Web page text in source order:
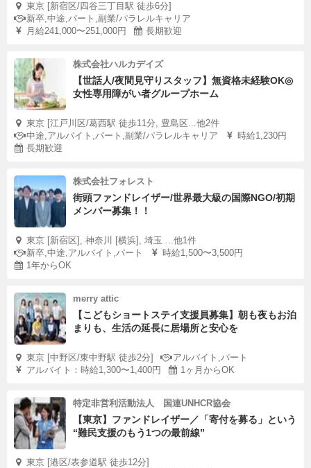
東京 [新宿区/四谷三丁目駅 徒歩6分]
新卒,中途,パート,副業/パラレルキャリア
月給241,000〜251,000円
長期歓迎
株式会社ハルカデイズ
【世話人/夜間見守りスタッフ】無資格未経験OK◎
女性専用障がい者グループホーム
東京 [江戸川区/葛西駅 徒歩11分, 豊島区...他2件
中途,アルバイト,パート,副業/パラレルキャリア
時給1,230円
長期歓迎
株式会社フォレスト
街頭ファンドレイザー/世界最大級の国際NGO/初期
メンバー募集！！
東京 [新宿区], 神奈川 [横浜], 埼玉 ...他1件
新卒,中途,アルバイト,パート
時給1,500〜3,500円
1年からOK
merry attic
【こどもショートステイ支援員募集】朝も夜もお泊
まりも、生活の延長に居場所と安心を
東京 [中野区/東中野駅 徒歩2分]
アルバイト,パート
アルバイト：時給1,300〜1,400円
1ヶ月からOK
特定非営利活動法人 国連UNHCR協会
【東京】ファンドレイザー／「寄付を募る」という
“難民支援のもう1つの最前線”
東京 [港区/表参道駅 徒歩12分]